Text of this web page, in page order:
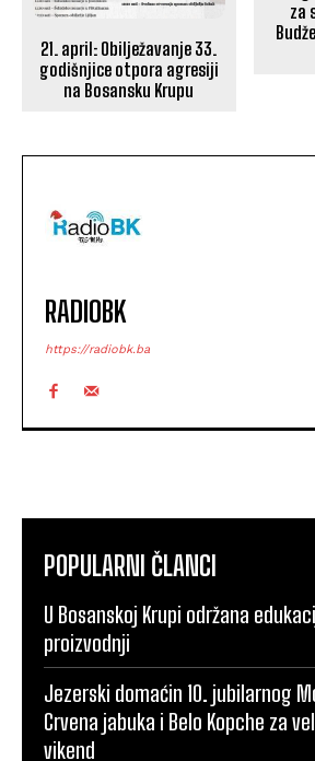
21. april: Obilježavanje 33.
godišnjice otpora agresiji
na Bosansku Krupu
za
RADIOBK
https://radiobk.ba
POPULARNI ČLANCI
U Bosanskoj Krupi održana
proizvodnji
Jezerski domaćin 10. jubilarnog
Crvena jabuka i Belo Kopche za
vikend